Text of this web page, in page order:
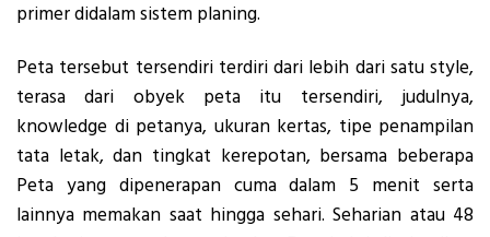
primer didalam sistem planing.
Peta tersebut tersendiri terdiri dari lebih dari satu style,
terasa dari obyek peta itu tersendiri, judulnya,
knowledge di petanya, ukuran kertas, tipe penampilan
tata letak, dan tingkat kerepotan, bersama beberapa
Peta yang dipenerapan cuma dalam 5 menit serta
lainnya memakan saat hingga sehari. Seharian atau 48